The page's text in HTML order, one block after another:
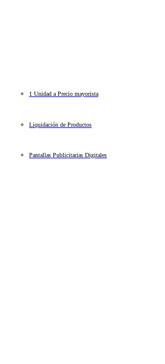
1 Unidad a Precio mayorista
Liquidación de Productos
Pantallas Publicitarias Digitales